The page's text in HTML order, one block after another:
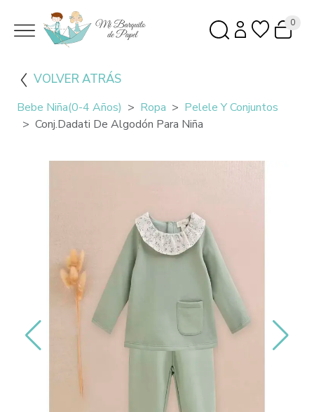
0
VOLVER ATRÁS
Bebe Niña(0-4 Años) Ropa
Pelele Y Conjuntos
Conj.Dadati De Algodón Para Niña